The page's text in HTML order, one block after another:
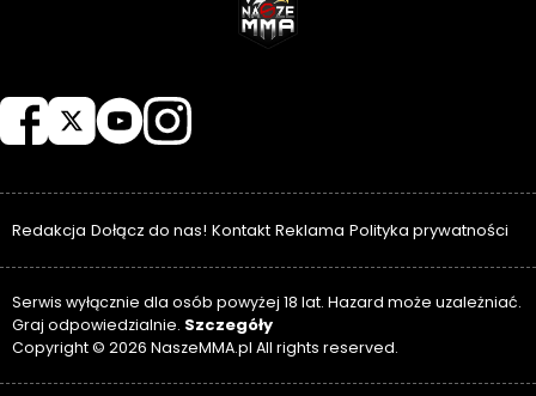
Redakcja Dołącz do nas! Kontakt Reklama Polityka prywatności
Serwis wyłącznie dla osób powyżej 18 lat. Hazard może uzależniać.
Graj odpowiedzialnie. Szczegóły
Copyright © 2026 NaszeMMA.pl All rights reserved.